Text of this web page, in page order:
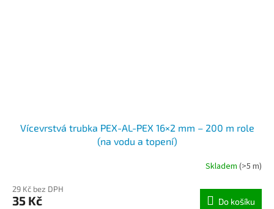
Vícevrstvá trubka PEX-AL-PEX 16×2 mm – 200 m role
(na vodu a topení)
Skladem (>5 m)
29 Kč bez DPH
35 Kč Do košíku